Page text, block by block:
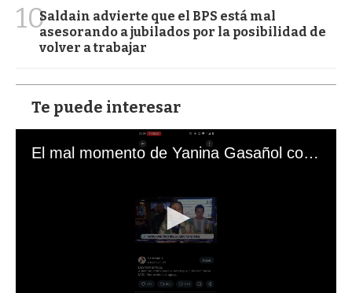
10Saldain advierte que el BPS está mal
asesorando a jubilados por la posibilidad de
volver a trabajar
Te puede interesar
El mal momento de Yanina Gasañol con un hincha argentino en "Subrayado"